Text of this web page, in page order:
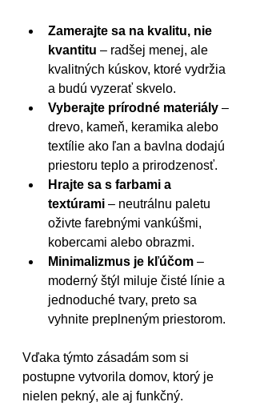
Zamerajte sa na kvalitu, nie
kvantitu – radšej menej, ale
kvalitných kúskov, ktoré vydržia
a budú vyzerať skvelo.
Vyberajte prírodné materiály –
drevo, kameň, keramika alebo
textílie ako ľan a bavlna dodajú
priestoru teplo a prirodzenosť.
Hrajte sa s farbami a
textúrami – neutrálnu paletu
oživte farebnými vankúšmi,
kobercami alebo obrazmi.
Minimalizmus je kľúčom –
moderný štýl miluje čisté línie a
jednoduché tvary, preto sa
vyhnite preplneným priestorom.
Vďaka týmto zásadám som si
postupne vytvorila domov, ktorý je
nielen pekný, ale aj funkčný.